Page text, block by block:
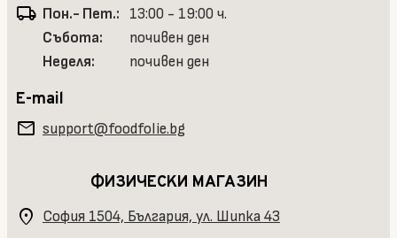
local_shipping Пон.- Пет.:
13:00 - 19:00 ч.
Събота:
почивен ден
Неделя:
почивен ден
E-mail
mail support@foodfolie.bg
ФИЗИЧЕСКИ МАГАЗИН
location_on София 1504, България, ул. Шипка 43